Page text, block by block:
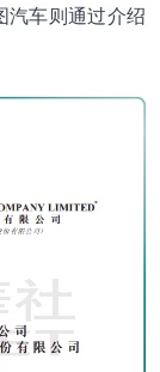
汽车则通过介绍